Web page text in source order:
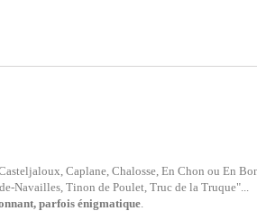
Caplane, Chalosse, En Chon ou En
Navailles, Tinon de Poulet, Truc de la Truque"...
parfois énigmatique.